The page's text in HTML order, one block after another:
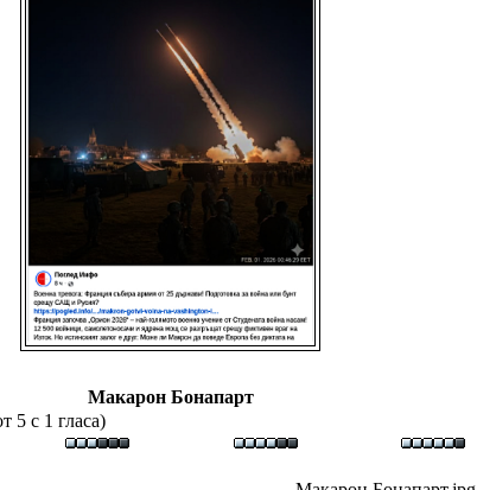
Макарон Бонапарт
5 с 1 гласа)